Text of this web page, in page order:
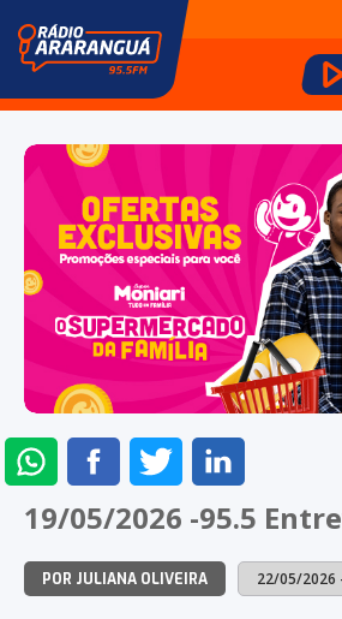
ENVIAR
NO
WHATSAPP
COMPARTILHAR
NO
FACEBOOK
COMPARTILHAR
NO
TWITTERLINKEDIN
19/05/2026 -95.5
POR JULIANA OLIVEIRA 22/05/2026